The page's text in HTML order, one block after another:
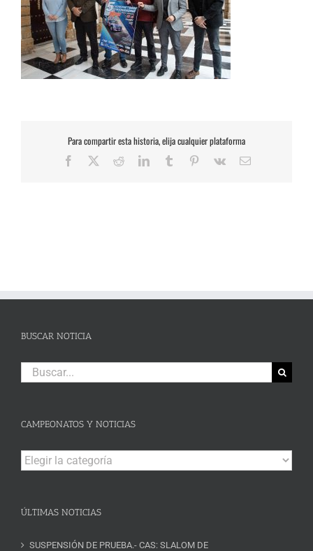
Para compartir esta historia, elija cualquier plataforma
Facebook RedditLinkedInTumblr Pinterest
Vk
Correo
BUSCAR NOTICIA
Buscar:
CAMPEONATOS Y NOTICIAS
Campeonatos
y
ÚLTIMAS NOTICIAS
SUSPENSIÓN DE PRUEBA.- CAS: SLALOM DE